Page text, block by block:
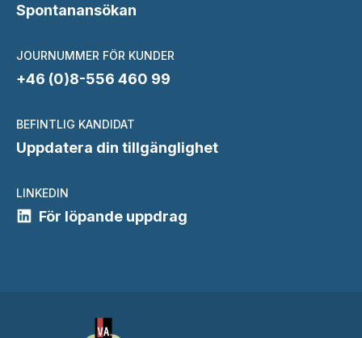
Spontanansökan
JOURNUMMER FÖR KUNDER
+46 (0)8-556 460 99
BEFINTLIG KANDIDAT
Uppdatera din tillgänglighet
LINKEDIN
För löpande uppdrag